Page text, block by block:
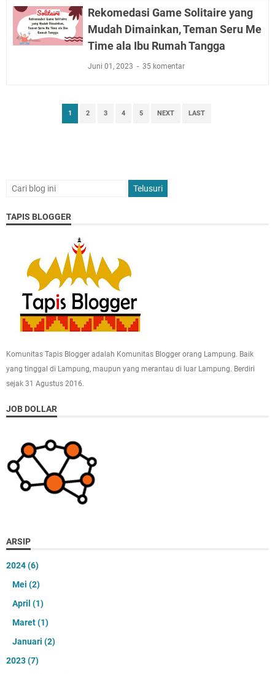
Rekomedasi Game Solitaire yang
Mudah Dimainkan, Teman Seru Me
Time ala Ibu Rumah Tangga
Juni 01, 2023 35 komentar
1 2 3 4 5 NEXT LAST
TAPIS BLOGGER
Komunitas Tapis Blogger adalah Komunitas Blogger orang Lampung. Baik
yang tinggal di Lampung, maupun yang merantau di luar Lampung. Berdiri
sejak 31 Agustus 2016.
JOB DOLLAR
ARSIP
2024(6)
Mei (2)
April (1)
Maret(1)
Januari (2)
2023(7)